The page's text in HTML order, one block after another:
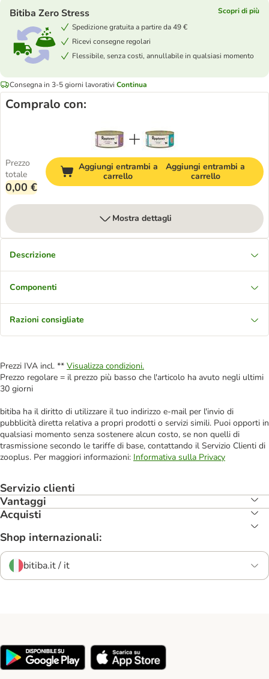
Bitiba Zero Stress
Scopri di più
Spedizione gratuita a partire da 49 €
Ricevi consegne regolari
Flessibile, senza costi, annullabile in qualsiasi momento
Consegna in 3-5 giorni lavorativi Continua
Compralo con:
Prezzo
totale
0,00 €
Aggiungi entrambi a
carrello
Aggiungi entrambi a
carrello
Mostra dettagli
Descrizione
Componenti
Razioni consigliate
Prezzi IVA incl. ** Visualizza condizioni.
Prezzo regolare = il prezzo più basso che l'articolo ha avuto negli ultimi
30 giorni
bitiba ha il diritto di utilizzare il tuo indirizzo e-mail per l'invio di
pubblicità diretta relativa a propri prodotti o servizi simili. Puoi opporti in
qualsiasi momento senza sostenere alcun costo, se non quelli di
trasmissione secondo le tariffe di base, contattando il Servizio Clienti di
zooplus. Per maggiori informazioni: Informativa sulla Privacy
Servizio clienti
Vantaggi
Acquisti
Shop internazionali:
bitiba.it / it